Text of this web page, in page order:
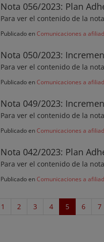
Nota 056/2023: Plan
Para ver el contenido de la
Publicado en Comunicaciones a
Nota 050/2023:
Para ver el contenido de la
Publicado en Comunicaciones a
Nota 049/2023:
Para ver el contenido de la
Publicado en Comunicaciones a
Nota 042/2023: Plan
Para ver el contenido de la
Publicado en Comunicaciones a
1 2 3 4 5 6 7